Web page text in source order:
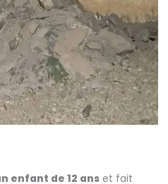
enfant de 12 ans et fait